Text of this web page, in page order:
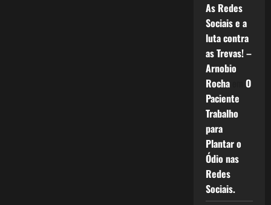
As Redes
Sociais e a
luta contra
as Trevas! –
Arnobio
Rochaem O
Paciente
Trabalho
para
Plantar o
Ódio nas
Redes
Sociais.